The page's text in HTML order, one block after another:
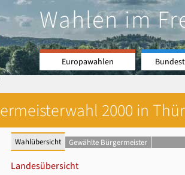
Wahlen im
Europawahlen
2000 in
Wahlübersicht Gewählte Bürgermeister
Landesübersicht